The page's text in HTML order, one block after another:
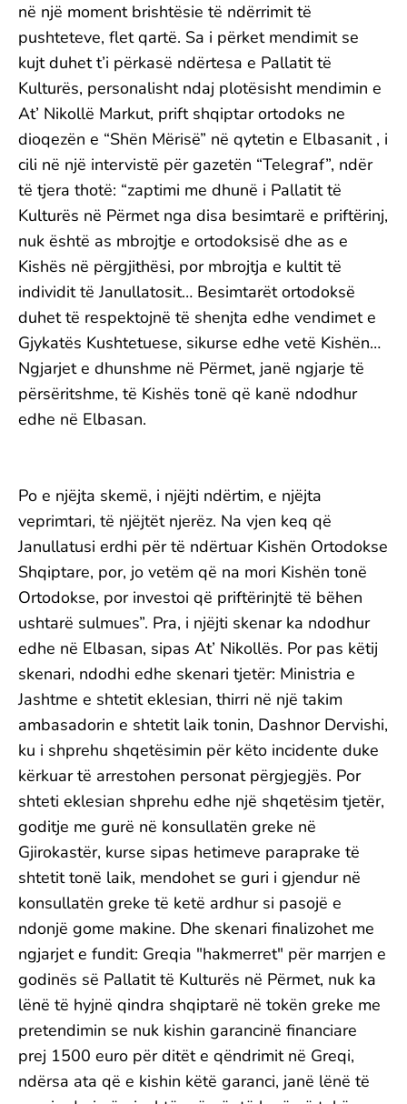
në një moment brishtësie të ndërrimit të
pushteteve, flet qartë. Sa i përket mendimit se
kujt duhet t’i përkasë ndërtesa e Pallatit të
Kulturës, personalisht ndaj plotësisht mendimin e
At’ Nikollë Markut, prift shqiptar ortodoks ne
dioqezën e “Shën Mërisë” në qytetin e Elbasanit , i
cili në një intervistë për gazetën “Telegraf”, ndër
të tjera thotë: “zaptimi me dhunë i Pallatit të
Kulturës në Përmet nga disa besimtarë e priftërinj,
nuk është as mbrojtje e ortodoksisë dhe as e
Kishës në përgjithësi, por mbrojtja e kultit të
individit të Janullatosit… Besimtarët ortodoksë
duhet të respektojnë të shenjta edhe vendimet e
Gjykatës Kushtetuese, sikurse edhe vetë Kishën…
Ngjarjet e dhunshme në Përmet, janë ngjarje të
përsëritshme, të Kishës tonë që kanë ndodhur
edhe në Elbasan.
Po e njëjta skemë, i njëjti ndërtim, e njëjta
veprimtari, të njëjtët njerëz. Na vjen keq që
Janullatusi erdhi për të ndërtuar Kishën Ortodokse
Shqiptare, por, jo vetëm që na mori Kishën tonë
Ortodokse, por investoi që priftërinjtë të bëhen
ushtarë sulmues”. Pra, i njëjti skenar ka ndodhur
edhe në Elbasan, sipas At’ Nikollës. Por pas këtij
skenari, ndodhi edhe skenari tjetër: Ministria e
Jashtme e shtetit eklesian, thirri në një takim
ambasadorin e shtetit laik tonin, Dashnor Dervishi,
ku i shprehu shqetësimin për këto incidente duke
kërkuar të arrestohen personat përgjegjës. Por
shteti eklesian shprehu edhe një shqetësim tjetër,
goditje me gurë në konsullatën greke në
Gjirokastër, kurse sipas hetimeve paraprake të
shtetit tonë laik, mendohet se guri i gjendur në
konsullatën greke të ketë ardhur si pasojë e
ndonjë gome makine. Dhe skenari finalizohet me
ngjarjet e fundit: Greqia "hakmerret" për marrjen e
godinës së Pallatit të Kulturës në Përmet, nuk ka
lënë të hyjnë qindra shqiptarë në tokën greke me
pretendimin se nuk kishin garancinë financiare
prej 1500 euro për ditët e qëndrimit në Greqi,
ndërsa ata që e kishin këtë garanci, janë lënë të